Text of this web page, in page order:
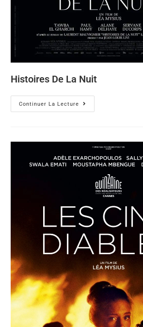
Histoires De La Nuit
Continuer La Lecture